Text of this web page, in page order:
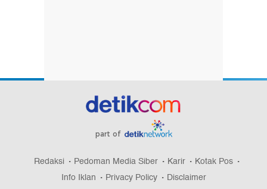
part of
Redaksi Pedoman Media Siber Karir
Kotak Pos
Info Iklan
Privacy Policy Disclaimer